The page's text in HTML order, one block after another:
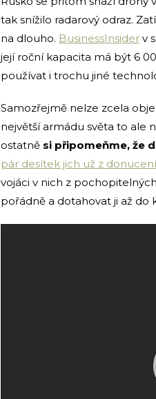
tak snížilo radarový odraz.
na dlouho. BusinessInsider v
její roční kapacita má být 6
používat i trochu jiné
Samozřejmě nelze zcela
největší armádu světa to ale
ostatně si připomeňme, že
pár desítek jich už z
vojáci v nich z
pořádně a dotahovat ji až do